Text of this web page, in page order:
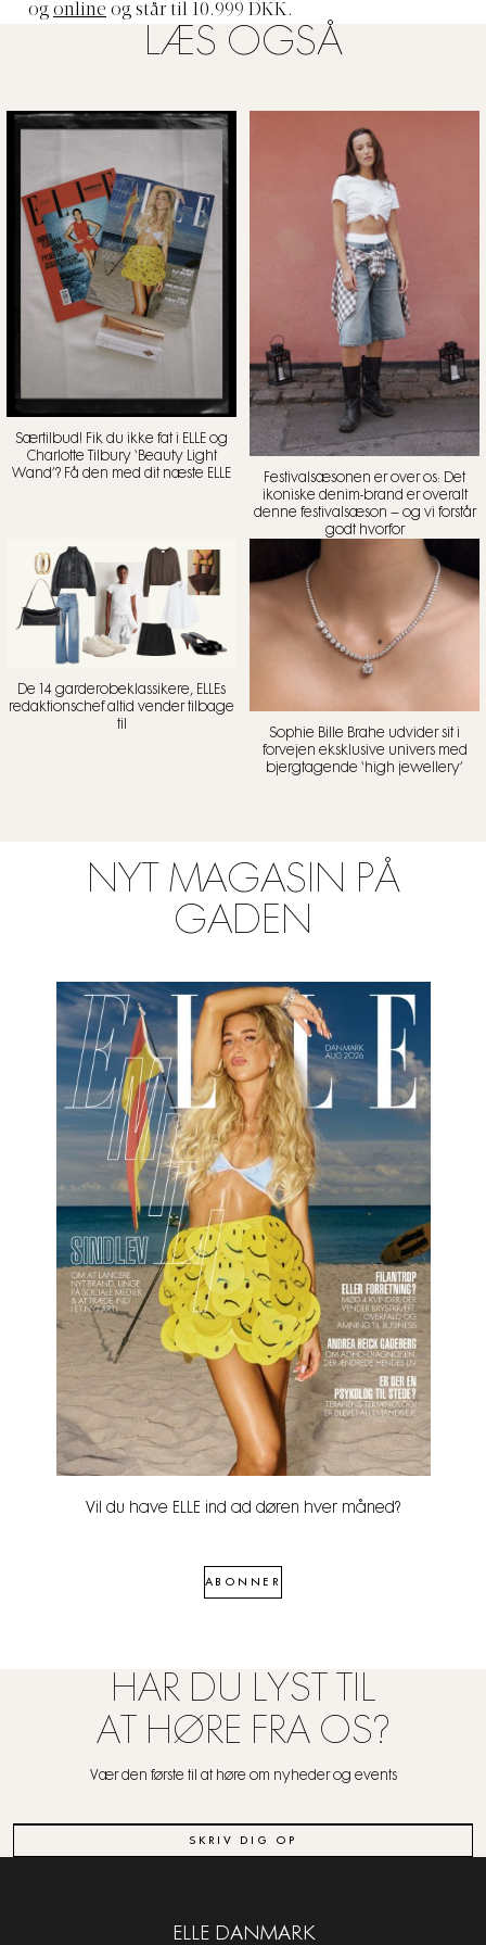
og online og står til 10.999 DKK.
LÆS OGSÅ
Særtilbud! Fik du ikke fat i ELLE og
Charlotte Tilbury ‘Beauty Light
Wand’? Få den med dit næste ELLE
Festivalsæsonen er over os: Det
ikoniske denim-brand er overalt
denne festivalsæson – og vi forstår
godt hvorfor
De 14 garderobeklassikere, ELLEs
redaktionschef altid vender tilbage
til
Sophie Bille Brahe udvider sit i
forvejen eksklusive univers med
bjergtagende ‘high jewellery’
NYT MAGASIN PÅ
GADEN
Vil du have ELLE ind ad døren hver måned?
ABONNER
HAR DU LYST TIL
AT HØRE FRA OS?
Vær den første til at høre om nyheder og events
SKRIV DIG OP
ELLE DANMARK